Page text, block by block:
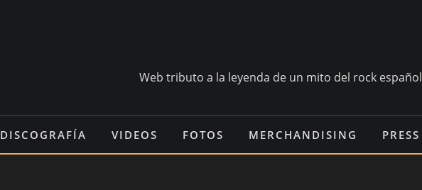
Web tributo a la leyenda de un mito del rock español
DISCOGRAFÍA VIDEOS FOTOS MERCHANDISING PRESS